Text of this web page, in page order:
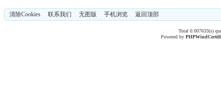
清除Cookies 联系我们 无图版 手机浏览 返回顶部
Total 0.007633(s)
Powered byPHPWind